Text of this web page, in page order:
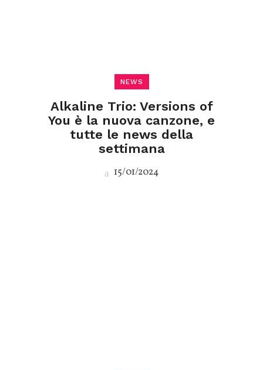
NEWS
Alkaline Trio: Versions of
You è la nuova canzone, e
tutte le news della
settimana
15/01/2024